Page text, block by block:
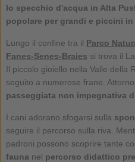
lo specchio d'acqua in Alta
popolare per grandi e piccini
Lungo il confine tra il Parco
Fanes-Senes-Braies si trova il
Il piccolo gioiello nella Valle della
seguito a numerose frane.
passeggiata non impegnativa
I cani adorano sfogarsi sulla
seguire il percorso sulla riva.
padroni possono scoprire tante
fauna nel percorso didattico